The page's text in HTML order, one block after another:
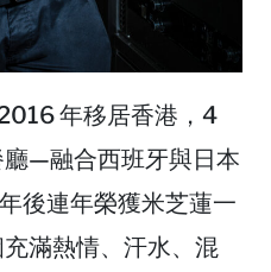
年移居香港，4
—融合西班牙與日本
後連年榮獲米芝蓮一
滿熱情、汗水、混